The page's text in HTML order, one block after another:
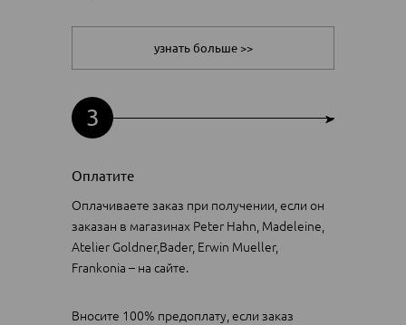
узнать больше >>
3
Оплатите
Оплачиваете заказ при получении, если он
заказан в магазинах Peter Hahn, Madeleine,
Atelier Goldner,Bader, Erwin Mueller,
Frankonia – на сайте.
Вносите 100% предоплату, если заказ